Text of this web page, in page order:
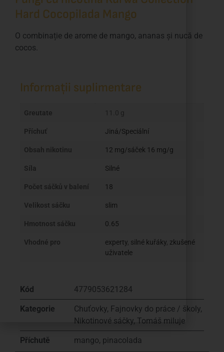
Hard Cocopilada Mango
O combinație de arome de mango, ananas și nucă de
cocos.
Informații suplimentare
Greutate 11.0 g
Příchuť Jiná/Speciální
Obsah nikotinu 12 mg/sáček 16 mg/g
Síla Silné
Počet sáčků v balení 18
Velikost sáčku slim
Hmotnost sáčku 0.65
Vhodné pro experty, silné kuřáky, zkušené
uživatele
Kód 4779053621284
Kategorie Chuťovky, Fajnovky do práce / školy,
Nikotinové sáčky, Tomáš miluje
Příchutě mango, pinacolada